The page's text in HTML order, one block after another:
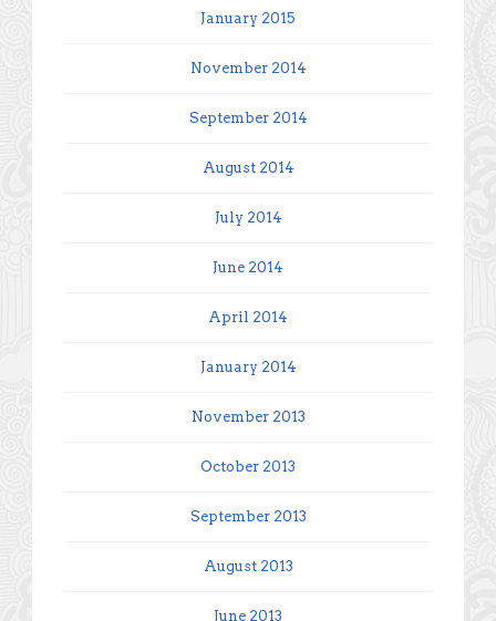
January 2015
November 2014
September 2014
August 2014
July 2014
June 2014
April 2014
January 2014
November 2013
October 2013
September 2013
August 2013
June 2013